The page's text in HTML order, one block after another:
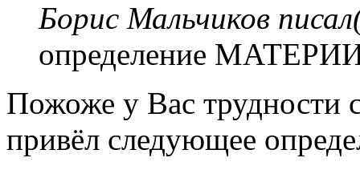
Борис Мальчиков
определение
Пожоже у Вас трудности
привёл следующее